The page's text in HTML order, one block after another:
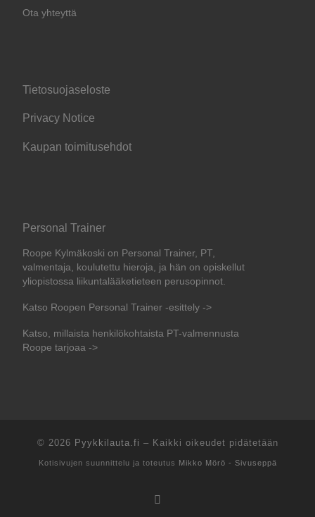
Ota yhteyttä
Tietosuojaseloste
Privacy Notice
Kaupan toimitusehdot
Personal Trainer
Roope Kylmäkoski on Personal Trainer, PT,
valmentaja, koulutettu hieroja, ja hän on opiskellut
yliopistossa liikuntalääketieteen perusopinnot.
Katso Roopen Personal Trainer -esittely ->
Katso, millaista henkilökohtaista PT-valmennusta
Roope tarjoaa ->
© 2026 Pyykkilauta.fi – Kaikki oikeudet pidätetään
Kotisivujen suunnittelu ja toteutus Mikko Mörö - Sivuseppä